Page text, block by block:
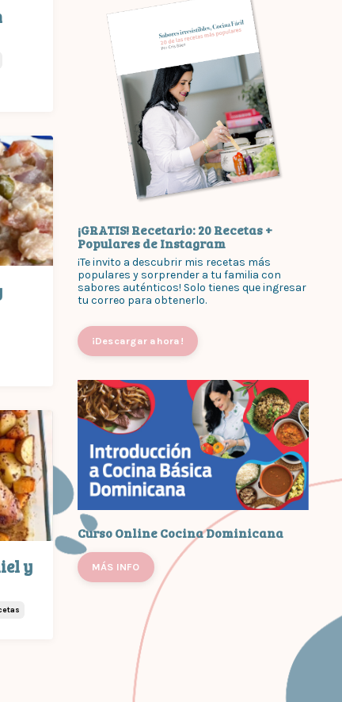
y
¡GRATIS! Recetario: 20 Recetas +
Populares de Instagram
¡Te invito a descubrir mis recetas más
populares y sorprender a tu familia con
sabores auténticos! Solo tienes que ingresar
tu correo para obtenerlo.
¡Descargar ahora!
Curso Online Cocina Dominicana
MÁS INFO